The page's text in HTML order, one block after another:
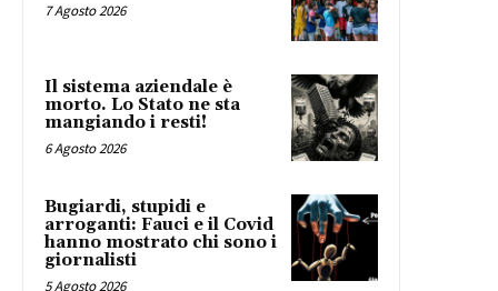
7 Agosto 2026
Il sistema aziendale è
morto. Lo Stato ne sta
mangiando i resti!
6 Agosto 2026
Bugiardi, stupidi e
arroganti: Fauci e il Covid
hanno mostrato chi sono i
giornalisti
5 Agosto 2026